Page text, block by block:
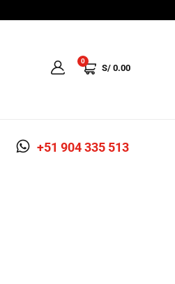
0
S/ 0.00
+51 904 335 513